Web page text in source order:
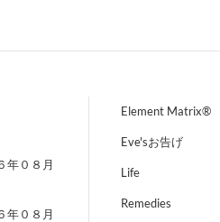
年０８月
年０８月
Element Matrix®
Eve'sお告げ
Life
Remedies